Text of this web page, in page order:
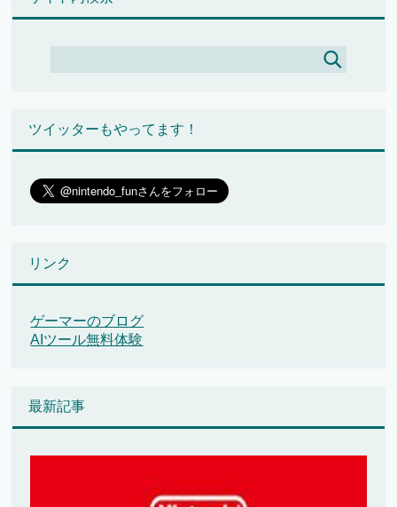
ツイッターもやってます！
リンク
ゲーマーのブログ
AIツール無料体験
最新記事